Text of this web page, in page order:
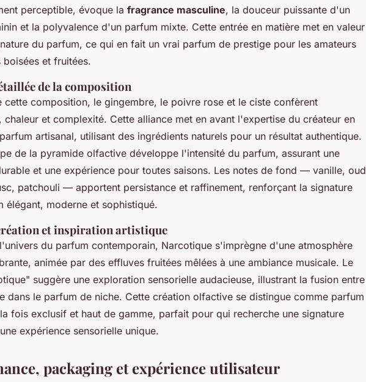
perceptible, évoque la fragrance masculine, la douceur puissante d'un
et la polyvalence d'un parfum mixte. Cette entrée en matière met en valeur
du parfum, ce qui en fait un vrai parfum de prestige pour les amateurs
boisées et fruitées.
de la composition
composition, le gingembre, le poivre rose et le ciste confèrent
chaleur et complexité. Cette alliance met en avant l'expertise du créateur en
artisanal, utilisant des ingrédients naturels pour un résultat authentique.
de la pyramide olfactive développe l'intensité du parfum, assurant une
et une expérience pour toutes saisons. Les notes de fond — vanille, oud
patchouli — apportent persistance et raffinement, renforçant la signature
élégant, moderne et sophistiqué.
et inspiration artistique
du parfum contemporain, Narcotique s'imprègne d'une atmosphère
animée par des effluves fruitées mêlées à une ambiance musicale. Le
suggère une exploration sensorielle audacieuse, illustrant la fusion entre
dans le parfum de niche. Cette création olfactive se distingue comme parfum
fois exclusif et haut de gamme, parfait pour qui recherche une signature
expérience sensorielle unique.
packaging et expérience utilisateur